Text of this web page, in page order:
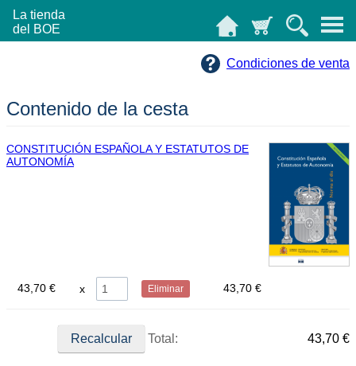
La tienda
del BOE
Condiciones de venta
Contenido de la cesta
CONSTITUCIÓN ESPAÑOLA Y ESTATUTOS DE
AUTONOMÍA
43,70 € Eliminar 43,70 €
Total: 43,70 €